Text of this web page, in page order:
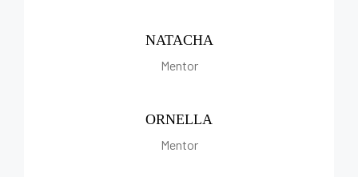
NATACHA
Mentor
ORNELLA
Mentor